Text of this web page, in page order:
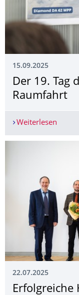
15.09.2025
Der 19. Tag
Raumfahrt
Weiterlesen
22.07.2025
Erfolgreiche